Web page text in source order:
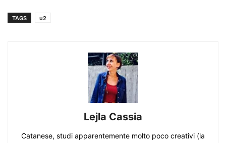
TAGS u2
Lejla Cassia
Catanese, studi apparentemente molto poco creativi (la